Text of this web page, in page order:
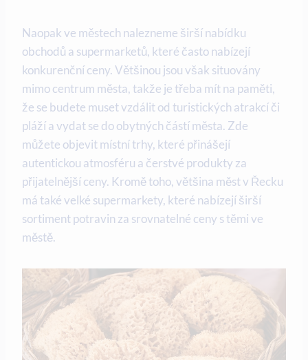
Naopak ve městech nalezneme širší nabídku
obchodů a supermarketů, které často nabízejí
konkurenční ceny. Většinou jsou však situovány
mimo centrum města, takže je třeba mít na paměti,
že se budete muset vzdálit od turistických atrakcí či
pláží a vydat se do obytných částí města. Zde
můžete objevit místní trhy, které přinášejí
autentickou atmosféru a čerstvé produkty za
přijatelnější ceny. Kromě toho, většina měst v Řecku
má také velké supermarkety, které nabízejí širší
sortiment potravin za srovnatelné ceny s těmi ve
městě.